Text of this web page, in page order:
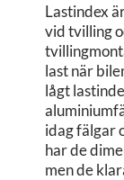
Lastindex
vid tvilling
last när
lågt
idag fälgar
har de
men de